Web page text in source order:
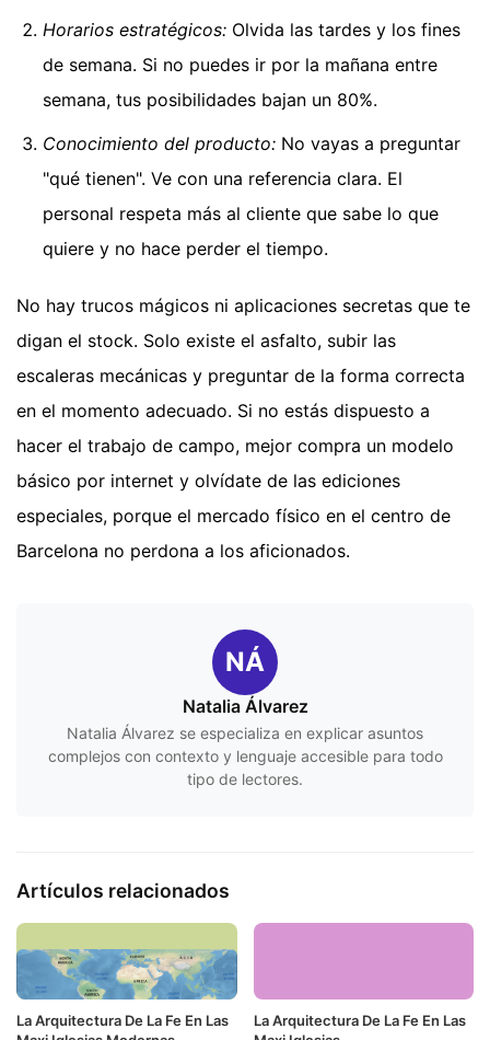
Horarios estratégicos: Olvida las tardes y los fines
de semana. Si no puedes ir por la mañana entre
semana, tus posibilidades bajan un 80%.
Conocimiento del producto: No vayas a preguntar
"qué tienen". Ve con una referencia clara. El
personal respeta más al cliente que sabe lo que
quiere y no hace perder el tiempo.
No hay trucos mágicos ni aplicaciones secretas que te
digan el stock. Solo existe el asfalto, subir las
escaleras mecánicas y preguntar de la forma correcta
en el momento adecuado. Si no estás dispuesto a
hacer el trabajo de campo, mejor compra un modelo
básico por internet y olvídate de las ediciones
especiales, porque el mercado físico en el centro de
Barcelona no perdona a los aficionados.
NÁ
Natalia Álvarez
Natalia Álvarez se especializa en explicar asuntos
complejos con contexto y lenguaje accesible para todo
tipo de lectores.
Artículos relacionados
La Arquitectura De La Fe En Las
La Arquitectura De La Fe En Las